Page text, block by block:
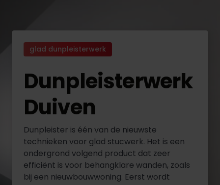
glad dunpleisterwerk
Dunpleisterwerk
Duiven
Dunpleister is één van de nieuwste
technieken voor glad stucwerk. Het is een
ondergrond volgend product dat zeer
efficiënt is voor behangklare wanden, zoals
bij een nieuwbouwwoning. Eerst wordt